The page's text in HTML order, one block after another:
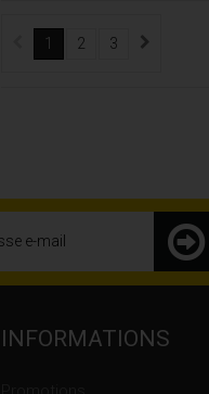
1 2 3
INFORMATIONS